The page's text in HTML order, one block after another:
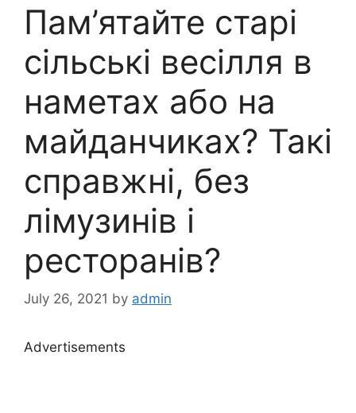
Пам’ятайте старі
сільські весілля в
наметах або на
майданчиках? Такі
справжні, без
лімузинів і
ресторанів?
July 26, 2021 by admin
Advertisements